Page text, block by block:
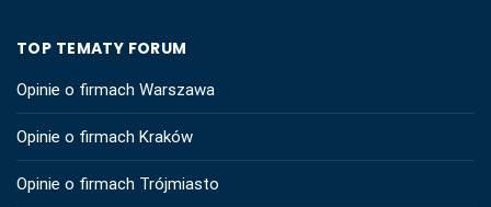
TOP TEMATY FORUM
Opinie o firmach Warszawa
Opinie o firmach Kraków
Opinie o firmach Trójmiasto